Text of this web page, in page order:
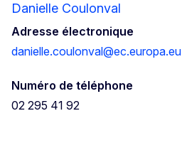
Danielle Coulonval
Adresse électronique
danielle.coulonval@ec.europa.eu
Numéro de téléphone
02 295 41 92